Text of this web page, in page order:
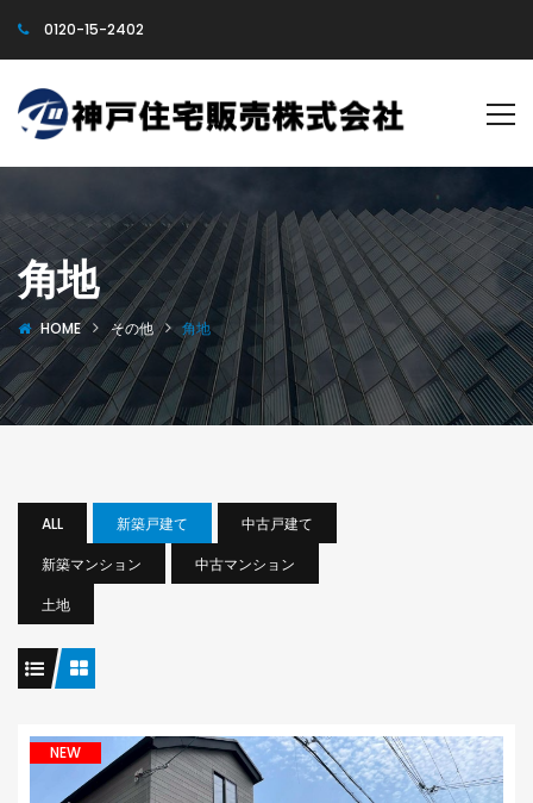
0120-15-2402
角地
HOME その他 角地
ALL 新築戸建て
中古戸建て
新築マンション
中古マンション
土地
NEW